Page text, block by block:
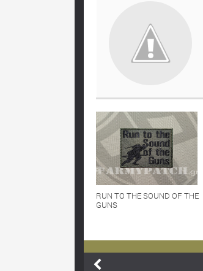
RUN TO THE SOUND OF THE
GUNS